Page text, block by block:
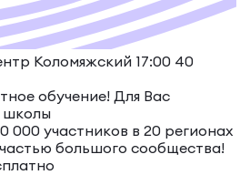
Коломяжский 17:00 40
обучение! Для Вас
школы
000 участников в 20 регионах
большого сообщества!